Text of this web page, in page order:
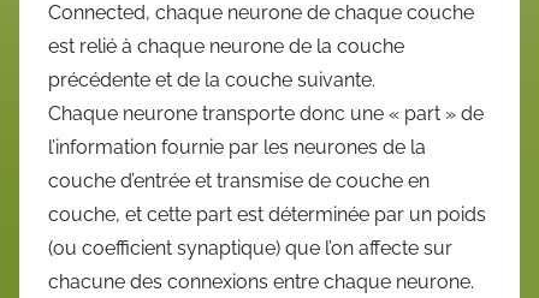
Connected, chaque neurone de chaque couche
est relié à chaque neurone de la couche
précédente et de la couche suivante.
Chaque neurone transporte donc une « part » de
l’information fournie par les neurones de la
couche d’entrée et transmise de couche en
couche, et cette part est déterminée par un poids
(ou coefficient synaptique) que l’on affecte sur
chacune des connexions entre chaque neurone.